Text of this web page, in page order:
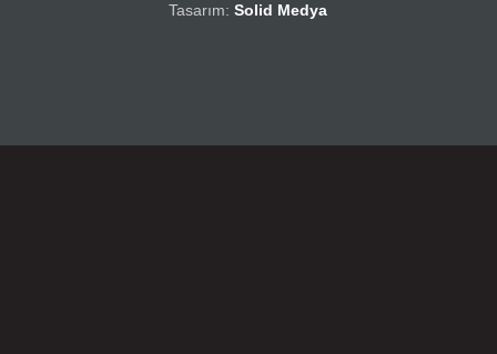
Tasarım:Solid Medya